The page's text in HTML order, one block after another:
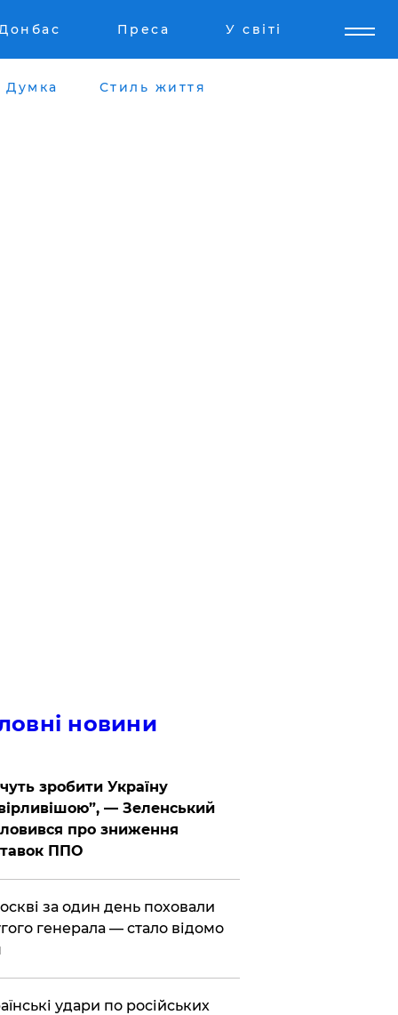
Преса У світі
Думка Стиль життя
новини
зробити Україну
— Зеленський
про зниження
ППО
за один день поховали
генерала — стало відомо
удари по російських